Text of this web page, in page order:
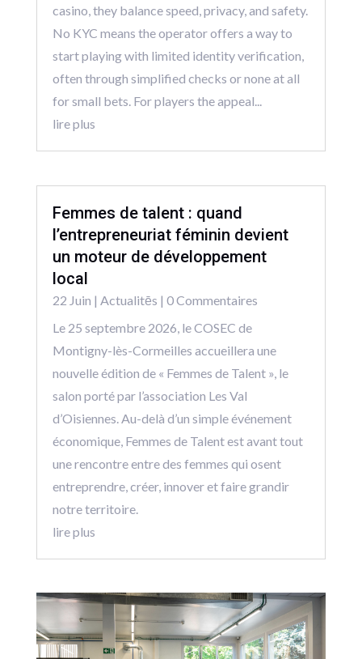
casino, they balance speed, privacy, and safety.
No KYC means the operator offers a way to
start playing with limited identity verification,
often through simplified checks or none at all
for small bets. For players the appeal...
lire plus
Femmes de talent : quand
l’entrepreneuriat féminin devient
un moteur de développement
local
22 Juin | Actualitēs | 0 Commentaires
Le 25 septembre 2026, le COSEC de
Montigny-lès-Cormeilles accueillera une
nouvelle édition de « Femmes de Talent », le
salon porté par l’association Les Val
d’Oisiennes. Au-delà d’un simple événement
économique, Femmes de Talent est avant tout
une rencontre entre des femmes qui osent
entreprendre, créer, innover et faire grandir
notre territoire.
lire plus